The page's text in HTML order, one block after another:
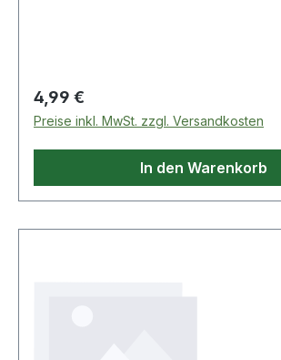
Regulärer Preis:
4,99 €
Preise inkl. MwSt. zzgl. Versandkosten
In den Warenkorb